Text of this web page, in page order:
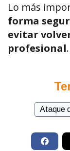
Lo más
forma
evitar
profesional.
Ataque